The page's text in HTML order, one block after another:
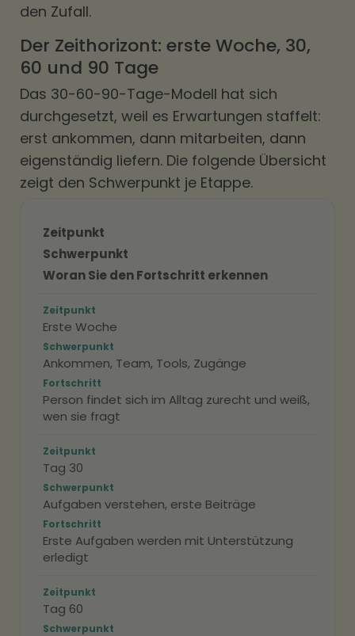
den Zufall.
Der Zeithorizont: erste Woche, 30,
60 und 90 Tage
Das 30-60-90-Tage-Modell hat sich
durchgesetzt, weil es Erwartungen staffelt:
erst ankommen, dann mitarbeiten, dann
eigenständig liefern. Die folgende Übersicht
zeigt den Schwerpunkt je Etappe.
Zeitpunkt
Schwerpunkt
Woran Sie den Fortschritt erkennen
Zeitpunkt
Erste Woche
Schwerpunkt
Ankommen, Team, Tools, Zugänge
Fortschritt
Person findet sich im Alltag zurecht und weiß,
wen sie fragt
Zeitpunkt
Tag 30
Schwerpunkt
Aufgaben verstehen, erste Beiträge
Fortschritt
Erste Aufgaben werden mit Unterstützung
erledigt
Zeitpunkt
Tag 60
Schwerpunkt